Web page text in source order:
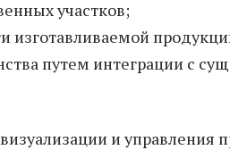
участков;
изготавливаемой
путем интеграции с
и управления